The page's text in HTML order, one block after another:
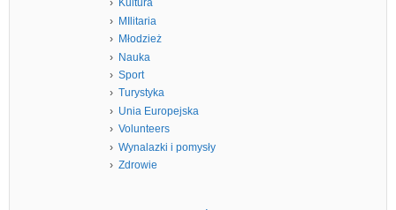
Kultura
MIlitaria
Młodzież
Nauka
Sport
Turystyka
Unia Europejska
Volunteers
Wynalazki i pomysły
Zdrowie